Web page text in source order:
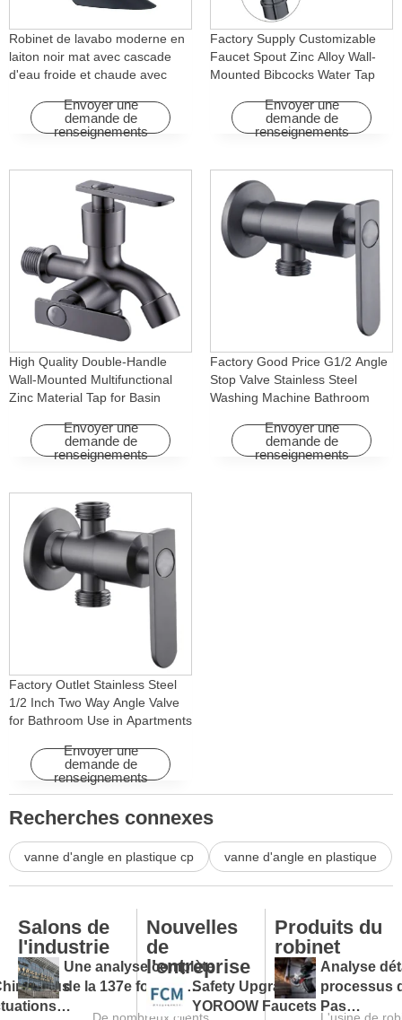
Robinet de lavabo moderne en
laiton noir mat avec cascade
d'eau froide et chaude avec
appartementsEnvoyer une
demande de
renseignements
Factory Supply Customizable
Faucet Spout Zinc Alloy Wall-
Mounted Bibcocks Water Tap
Envoyer une
demande de
renseignements
High Quality Double-Handle
Wall-Mounted Multifunctional
Zinc Material Tap for Basin
Homes
Envoyer une
demande de
renseignements
Factory Good Price G1/2 Angle
Stop Valve Stainless Steel
Washing Machine Bathroom
Apartments & Hotels
Envoyer une
demande de
renseignements
Factory Outlet Stainless Steel
1/2 Inch Two Way Angle Valve
for Bathroom Use in Apartments
Envoyer une
demande de
renseignements
Recherches connexes
vanne d'angle en plastique cp vanne d'angle en plastique
sous
Salons de
l'industrie
Une analyse complète
de la 137e foire de
Canton et un guide pour
De nombreux clients
Nouvelles
de
l'entreprise
Safety Upgraded:
YOROOW Faucets Pass
Produits du
robinet
Analyse
processus
production
L'usine de